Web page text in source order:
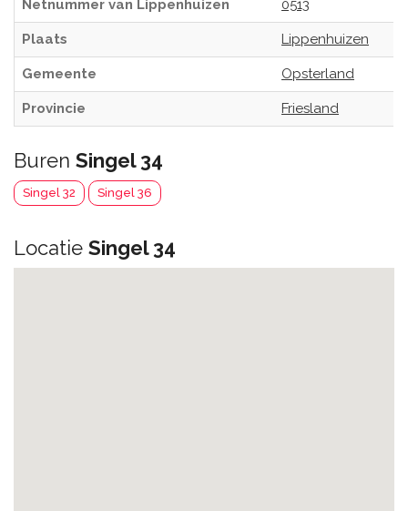
Netnummer van Lippenhuizen 0513
Plaats Lippenhuizen
Gemeente Opsterland
Provincie Friesland
Buren Singel 34
Singel 32 Singel 36
Locatie Singel 34